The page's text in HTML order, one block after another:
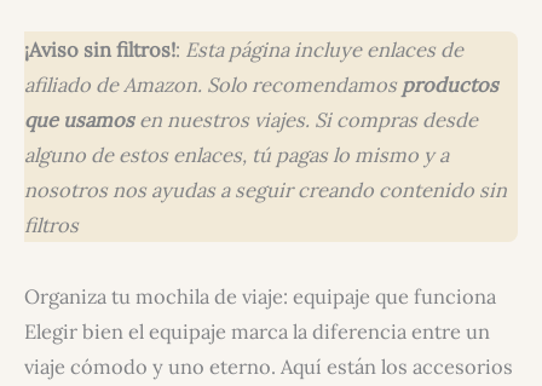
¡Aviso sin filtros!: Esta página incluye enlaces de
afiliado de Amazon. Solo recomendamos productos
que usamosen nuestros viajes. Si compras desde
alguno de estos enlaces, tú pagas lo mismo y a
nosotros nos ayudas a seguir creando contenido sin
filtros
Organiza tu mochila de viaje: equipaje que funciona
Elegir bien el equipaje marca la diferencia entre un
viaje cómodo y uno eterno. Aquí están los accesorios